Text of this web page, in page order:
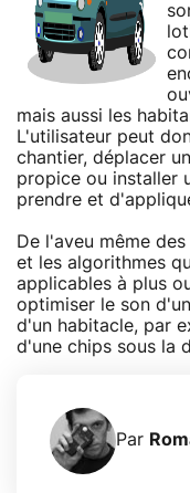
mais aussi les
L'utilisateur peut
chantier, déplacer
propice ou installer
prendre et
De l'aveu même
et les algorithmes
applicables à plus
optimiser le son
d'un habitacle, par
d'une chips sous la
Par